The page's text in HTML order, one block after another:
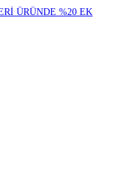
ÜRÜNDE %20 EK